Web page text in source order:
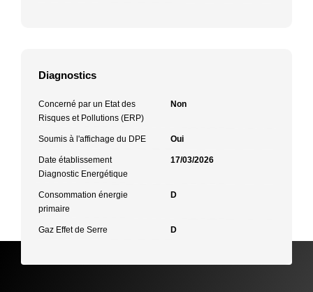
Diagnostics
Concerné par un Etat des
Risques et Pollutions (ERP)
Non
Soumis à l'affichage du DPE Oui
Date établissement
Diagnostic Energétique
17/03/2026
Consommation énergie
primaire
D
Gaz Effet de Serre D